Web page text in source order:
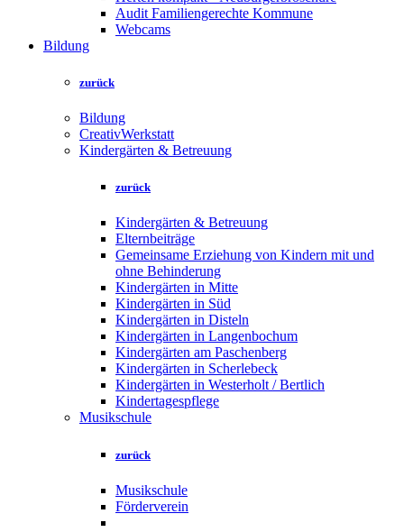
Audit Familiengerechte Kommune
Webcams
Bildung
zurück
Bildung
CreativWerkstatt
Kindergärten & Betreuung
zurück
Kindergärten & Betreuung
Elternbeiträge
Gemeinsame Erziehung von Kindern mit und
ohne Behinderung
Kindergärten in Mitte
Kindergärten in Süd
Kindergärten in Disteln
Kindergärten in Langenbochum
Kindergärten am Paschenberg
Kindergärten in Scherlebeck
Kindergärten in Westerholt / Bertlich
Kindertagespflege
Musikschule
zurück
Musikschule
Förderverein